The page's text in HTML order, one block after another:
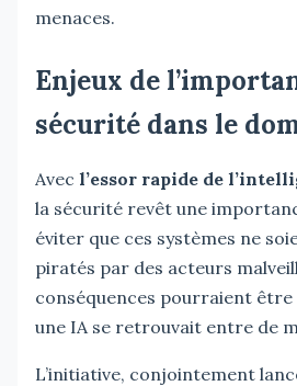
menaces.
Enjeux de
sécurité dans le
Avec l’essor rapide de
la sécurité revêt une
éviter que ces systèmes ne
piratés par des acteurs
conséquences pourraient être
une IA se retrouvait entre de
L’initiative, conjointement